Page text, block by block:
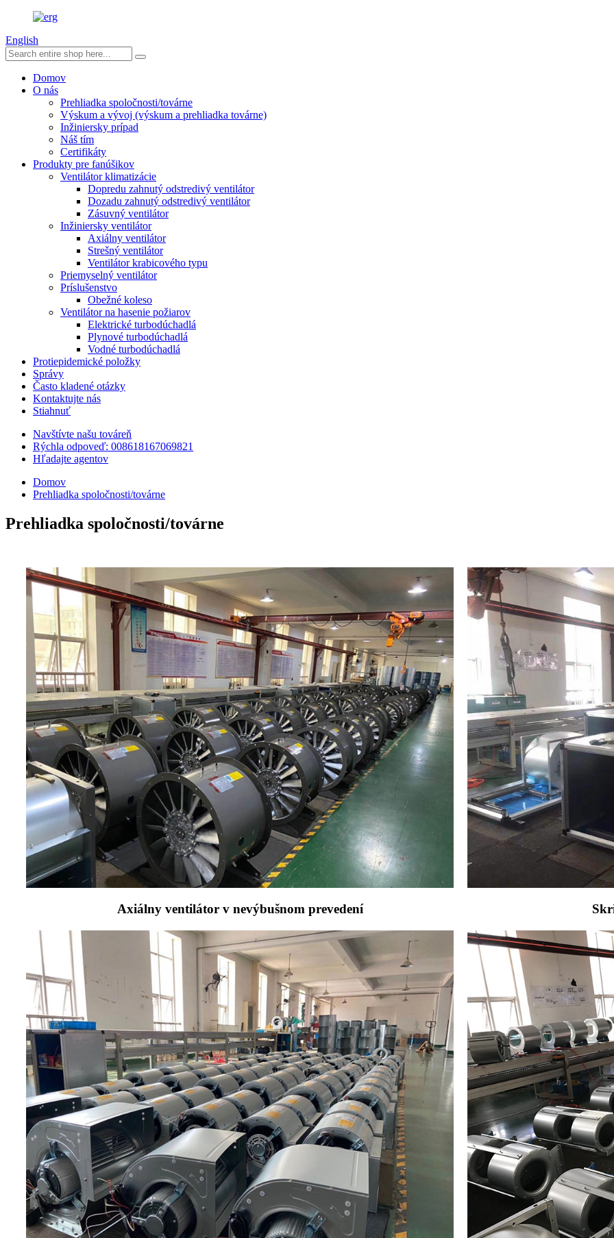
English
Domov
O nás
Prehliadka spoločnosti/továrne
Výskum a vývoj (výskum a prehliadka továrne)
Inžiniersky prípad
Náš tím
Certifikáty
Produkty pre fanúšikov
Ventilátor klimatizácie
Dopredu zahnutý odstredivý ventilátor
Dozadu zahnutý odstredivý ventilátor
Zásuvný ventilátor
Inžiniersky ventilátor
Axiálny ventilátor
Strešný ventilátor
Ventilátor krabicového typu
Priemyselný ventilátor
Príslušenstvo
Obežné koleso
Ventilátor na hasenie požiarov
Elektrické turbodúchadlá
Plynové turbodúchadlá
Vodné turbodúchadlá
Protiepidemické položky
Správy
Často kladené otázky
Kontaktujte nás
Stiahnuť
Navštívte našu továreň
Rýchla odpoveď: 008618167069821
Hľadajte agentov
Domov
Prehliadka spoločnosti/továrne
Prehliadka spoločnosti/továrne
Axiálny ventilátor v nevýbušnom prevedení